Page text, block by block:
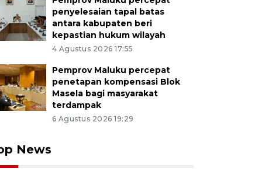
penyelesaian tapal batas
antara kabupaten beri
kepastian hukum wilayah
4 Agustus 2026 17:55
Pemprov Maluku percepat
penetapan kompensasi Blok
Masela bagi masyarakat
terdampak
6 Agustus 2026 19:29
News